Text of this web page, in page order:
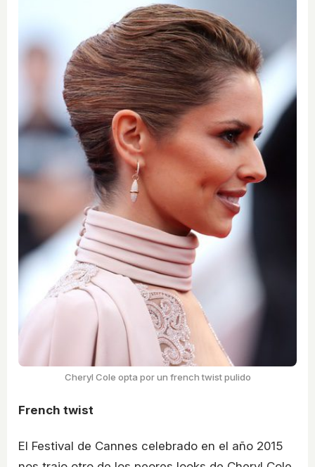
Cheryl Cole opta por un french twist pulido
French twist
El Festival de Cannes celebrado en el año 2015